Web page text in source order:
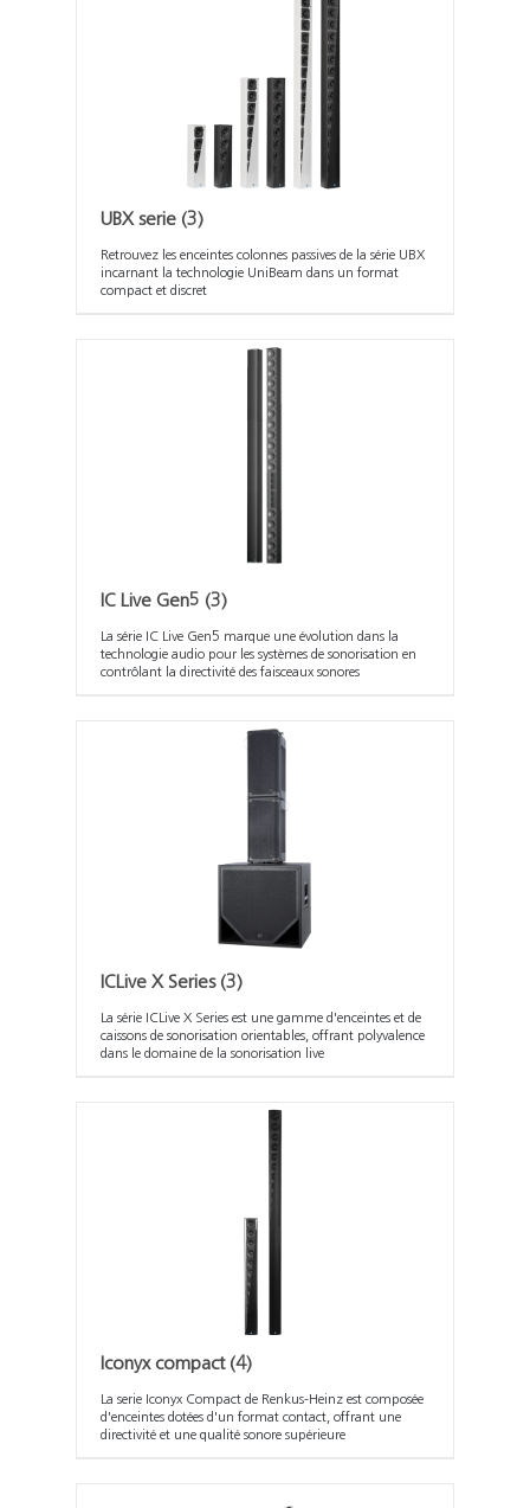
UBX serie (3)
Retrouvez les enceintes colonnes passives de la série UBX
incarnant la technologie UniBeam dans un format
compact et discret
IC Live Gen5 (3)
La série IC Live Gen5 marque une évolution dans la
technologie audio pour les systèmes de sonorisation en
contrôlant la directivité des faisceaux sonores
ICLive X Series (3)
La série ICLive X Series est une gamme d'enceintes et de
caissons de sonorisation orientables, offrant polyvalence
dans le domaine de la sonorisation live
Iconyx compact (4)
La serie Iconyx Compact de Renkus-Heinz est composée
d'enceintes dotées d'un format contact, offrant une
directivité et une qualité sonore supérieure